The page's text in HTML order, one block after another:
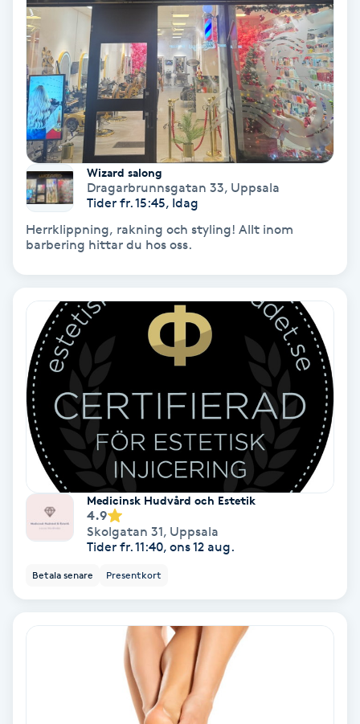
Slingor
Sockring
Spa
Spa manikyr & pedikyr
Spa-manikyr
Spraytan
Stylist
Sugaring
Svensk massage
Svettbehandling
Tuina-massage
Taktil massage
Wizard salong
Dragarbrunnsgatan 33, Uppsala
Tider fr. 15:45, Idag
Herrklippning, rakning och styling! Allt inom
barbering hittar du hos oss.
Medicinsk Hudvård och Estetik
4.9
Skolgatan 31, Uppsala
Tider fr. 11:40, ons 12 aug.
Betala senare Presentkort